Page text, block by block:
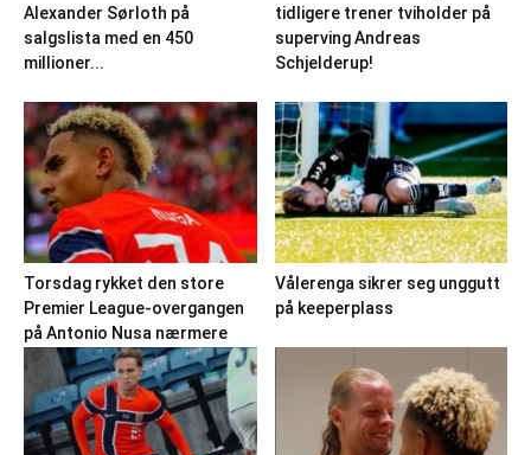
Alexander Sørloth på
salgslista med en 450
millioner...
tidligere trener tviholder på
superving Andreas
Schjelderup!
Torsdag rykket den store
Premier League-overgangen
på Antonio Nusa nærmere
Vålerenga sikrer seg unggutt
på keeperplass